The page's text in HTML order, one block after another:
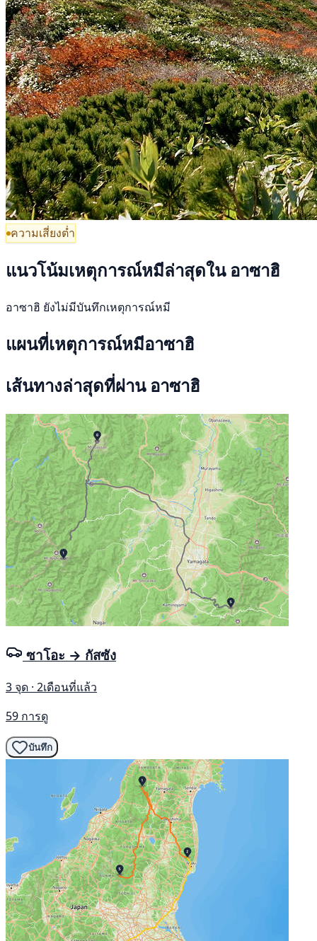
ความเสี่ยงต่ำ
แนวโน้มเหตุการณ์หมีล่าสุดใน อาซาฮิ
อาซาฮิ ยังไม่มีบันทึกเหตุการณ์หมี
แผนที่เหตุการณ์หมีอาซาฮิ
เส้นทางล่าสุดที่ผ่าน อาซาฮิ
ซาโอะ → กัสซัง
3 จุด · 2เดือนที่แล้ว
59 การดู
บันทึก